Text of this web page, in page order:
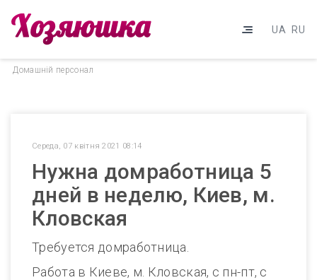
UA RU
Домашнiй персонал
Середа, 07 квітня 2021 08:14
Нужна домработница 5
дней в неделю, Киев, м.
Кловская
Требуется домработница.
Работа в Киеве, м. Кловская, с пн-пт, с